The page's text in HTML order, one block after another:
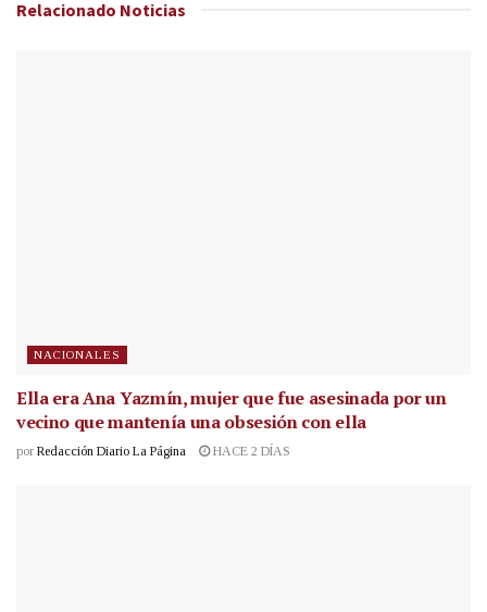
Relacionado Noticias
NACIONALES
Ella era Ana Yazmín, mujer que fue asesinada por un
vecino que mantenía una obsesión con ella
por Redacción Diario La Página HACE 2 DÍAS